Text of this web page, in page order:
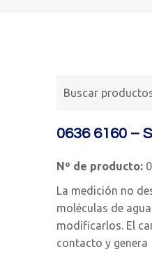
0636 6160 –
Nº de producto:
La medición no
moléculas de
modificarlos. El
contacto y genera